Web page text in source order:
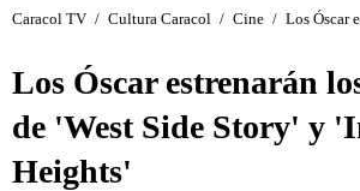
Caracol TV / Cultura Caracol / Cine / Los Óscar
Los Óscar estrenarán
de 'West Side Story' y
Heights'